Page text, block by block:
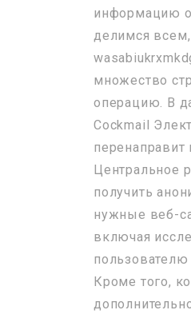
информацию о
делимся
множество
операцию. В
Cockmail
Центральное
получить
нужные веб-
включая
Кроме того,